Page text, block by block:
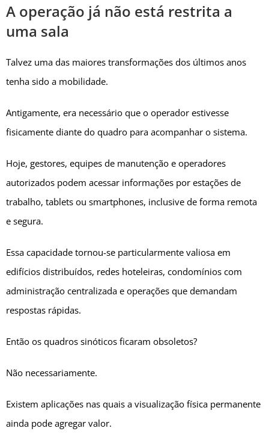
A operação já não está restrita a
uma sala
Talvez uma das maiores transformações dos últimos anos
tenha sido a mobilidade.
Antigamente, era necessário que o operador estivesse
fisicamente diante do quadro para acompanhar o sistema.
Hoje, gestores, equipes de manutenção e operadores
autorizados podem acessar informações por estações de
trabalho, tablets ou smartphones, inclusive de forma remota
e segura.
Essa capacidade tornou-se particularmente valiosa em
edifícios distribuídos, redes hoteleiras, condomínios com
administração centralizada e operações que demandam
respostas rápidas.
Então os quadros sinóticos ficaram obsoletos?
Não necessariamente.
Existem aplicações nas quais a visualização física permanente
ainda pode agregar valor.